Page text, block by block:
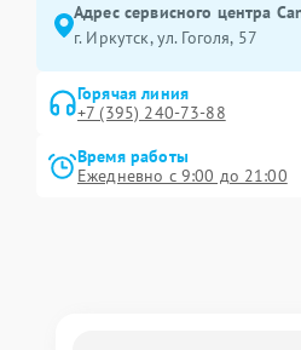
Адрес сервисного центра
г. Иркутск, ул. ​Гоголя, 57
Горячая линия
+7 (395) 240-73-88
Время работы
Ежедневно с 9:00 до 21:00